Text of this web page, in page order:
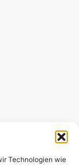
Technologien wie